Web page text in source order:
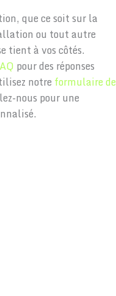
que ce soit sur la
ou tout autre
tient à vos côtés.
pour des réponses
notre formulaire de
nous pour une